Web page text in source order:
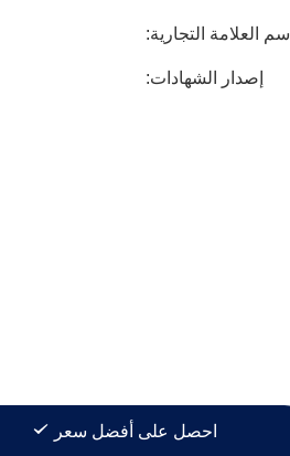
اسم العلامة التجارية:
إصدار الشهادات:
احصل على أفضل سعر